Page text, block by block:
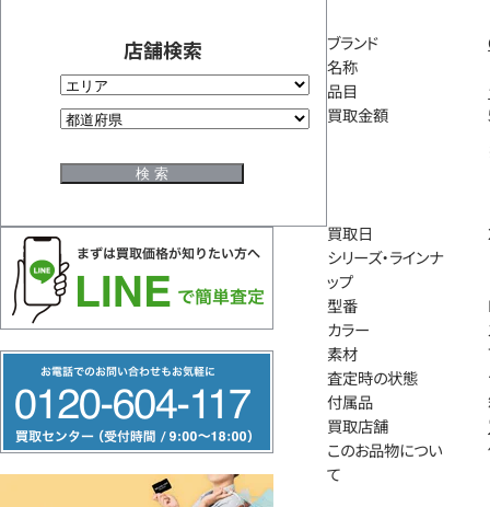
店舗検索
リ
ー
ブランド
名称
品目
買取金額
買取日
シリーズ・ラインナ
ップ
型番
カラー
素材
査定時の状態
付属品
買取店舗
このお品物につい
て